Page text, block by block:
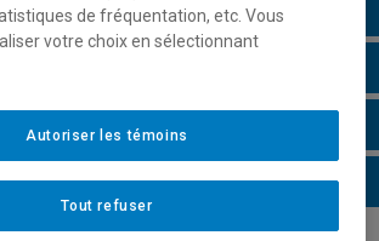
2026
de fréquentation, etc. Vous
votre choix en sélectionnant
Tout refuser
Autoriser les témoins